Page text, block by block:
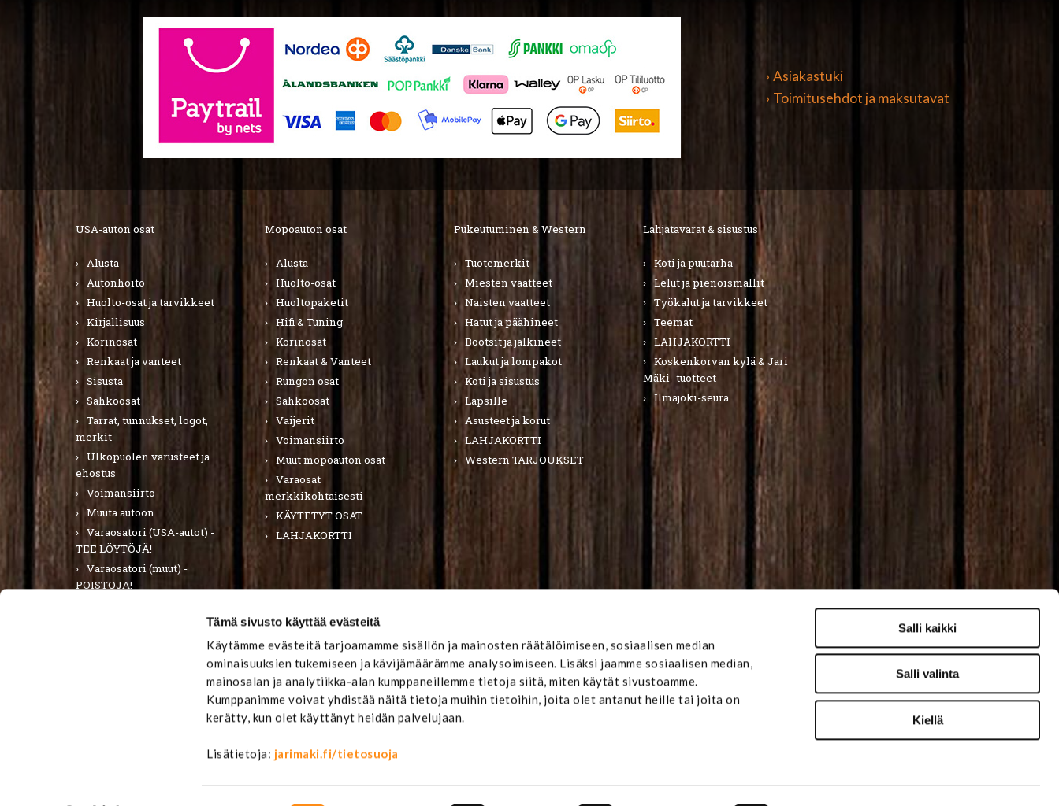
Tämä sivusto käyttää evästeitä
Käytämme evästeitä tarjoamamme sisällön ja mainosten räätälöimiseen, sosiaalisen median
ominaisuuksien tukemiseen ja kävijämäärämme analysoimiseen. Lisäksi jaamme sosiaalisen median,
mainosalan ja analytiikka-alan kumppaneillemme tietoja siitä, miten käytät sivustoamme.
Kumppanimme voivat yhdistää näitä tietoja muihin tietoihin, joita olet antanut heille tai joita on
kerätty, kun olet käyttänyt heidän palvelujaan.
Lisätietoja: jarimaki.fi/tietosuoja
Salli kaikki
Salli valinta
Kiellä
› Asiakastuki
› Toimitusehdot ja maksutavat
USA-auton osat
Alusta
Autonhoito
Huolto-osat ja tarvikkeet
Kirjallisuus
Korinosat
Renkaat ja vanteet
Sisusta
Sähköosat
Tarrat, tunnukset, logot,
merkit
Ulkopuolen varusteet ja
ehostus
Voimansiirto
Muuta autoon
Varaosatori (USA-autot) -
TEE LÖYTÖJÄ!
Varaosatori (muut) -
POISTOJA!
Mopoauton osat
Alusta
Huolto-osat
Huoltopaketit
Hifi & Tuning
Korinosat
Renkaat & Vanteet
Rungon osat
Sähköosat
Vaijerit
Voimansiirto
Muut mopoauton osat
Varaosat
merkkikohtaisesti
KÄYTETYT OSAT
LAHJAKORTTI
Pukeutuminen & Western
Tuotemerkit
Miesten vaatteet
Naisten vaatteet
Hatut ja päähineet
Bootsit ja jalkineet
Laukut ja lompakot
Koti ja sisustus
Lapsille
Asusteet ja korut
LAHJAKORTTI
Western TARJOUKSET
Lahjatavarat & sisustus
Koti ja puutarha
Lelut ja pienoismallit
Työkalut ja tarvikkeet
Teemat
LAHJAKORTTI
Koskenkorvan kylä & Jari
Mäki -tuotteet
Ilmajoki-seura